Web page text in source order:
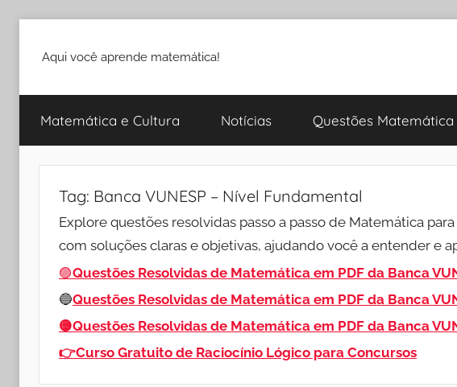
para
conteúdo
Aqui você aprende matemática!
Matemática e Cultura Notícias Questões Matemática
Tag: Banca VUNESP – Nível Fundamental
Explore questões resolvidas passo a passo de Matemática
com soluções claras e objetivas, ajudando você a entender e
🟣Questões Resolvidas de Matemática em PDF da Banca
🔵Questões Resolvidas de Matemática em PDF da Banca
🟡Questões Resolvidas de Matemática em PDF da Banca
👉Curso Gratuito de Raciocínio Lógico para Concursos